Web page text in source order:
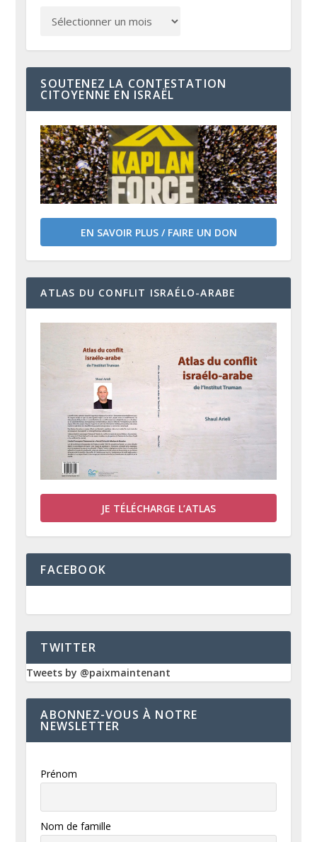
SOUTENEZ LA CONTESTATION
CITOYENNE EN ISRAËL
EN SAVOIR PLUS / FAIRE UN DON
ATLAS DU CONFLIT ISRAÉLO-ARABE
JE TÉLÉCHARGE L’ATLAS
FACEBOOK
TWITTER
Tweets by @paixmaintenant
ABONNEZ-VOUS À NOTRE
NEWSLETTER
Prénom
Nom de famille